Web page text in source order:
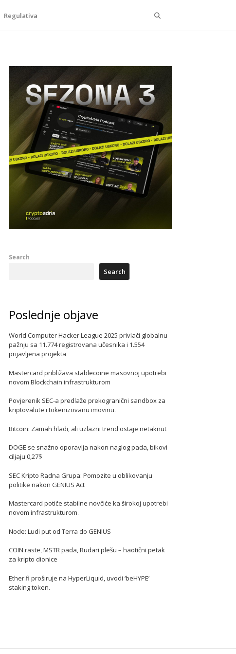
Regulativa
Search
Search
Poslednje objave
World Computer Hacker League 2025 privlači globalnu
pažnju sa 11.774 registrovana učesnika i 1.554
prijavljena projekta
Mastercard približava stablecoine masovnoj upotrebi
novom Blockchain infrastrukturom
Povjerenik SEC-a predlaže prekogranični sandbox za
kriptovalute i tokenizovanu imovinu.
Bitcoin: Zamah hladi, ali uzlazni trend ostaje netaknut
DOGE se snažno oporavlja nakon naglog pada, bikovi
ciljaju 0,27$
SEC Kripto Radna Grupa: Pomozite u oblikovanju
politike nakon GENIUS Act
Mastercard potiče stabilne novčiće ka širokoj upotrebi
novom infrastrukturom.
Node: Ludi put od Terra do GENIUS
COIN raste, MSTR pada, Rudari plešu – haotični petak
za kripto dionice
Ether.fi proširuje na HyperLiquid, uvodi ‘beHYPE’
staking token.